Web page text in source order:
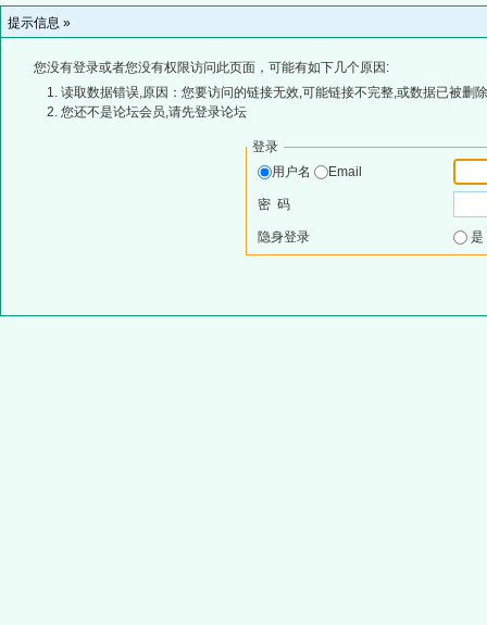
提示信息 »
您没有登录或者您没有权限访问此页面，可能有如下几个原因:
读取数据错误,原因：您要访问的链接无效,可能链接不完整,或数据已被删
您还不是论坛会员,请先登录论坛
登录
用户名
Email
密 码
隐身登录